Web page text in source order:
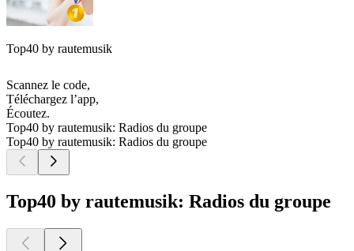
Top40 by rautemusik
Scannez le code,
Téléchargez l’app,
Écoutez.
Top40 by rautemusik: Radios du groupe
Top40 by rautemusik: Radios du groupe
Top40 by rautemusik: Radios du groupe